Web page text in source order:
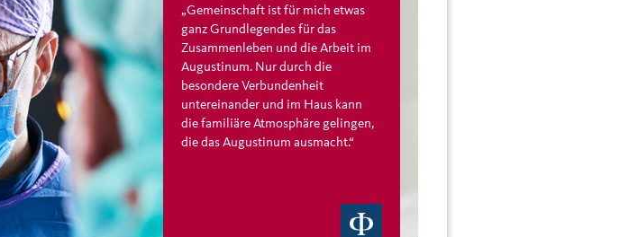
„Gemeinschaft ist für mich etwas
ganz Grundlegendes für das
Zusammenleben und die Arbeit im
Augustinum. Nur durch die
besondere Verbundenheit
untereinander und im Haus kann
die familiäre Atmosphäre gelingen,
die das Augustinum ausmacht.“